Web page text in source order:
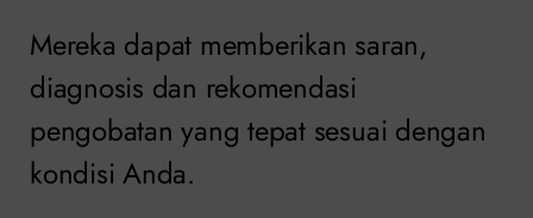
Mereka dapat memberikan saran,
diagnosis dan rekomendasi
pengobatan yang tepat sesuai dengan
kondisi Anda.